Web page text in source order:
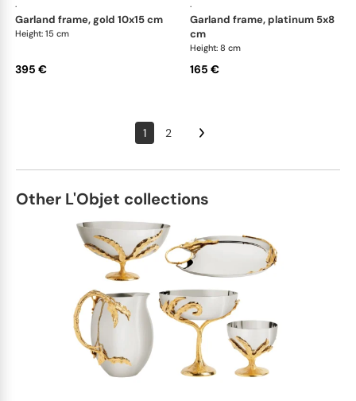
·
garland frame, gold 10x15 cm
Height: 15 cm
395 €
·
garland frame, platinum 5x8
cm
Height: 8 cm
165 €
1 2
Other L'Objet collections